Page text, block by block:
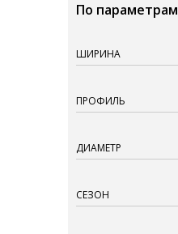
По параметрам
ШИРИНА
ПРОФИЛЬ
ДИАМЕТР
СЕЗОН